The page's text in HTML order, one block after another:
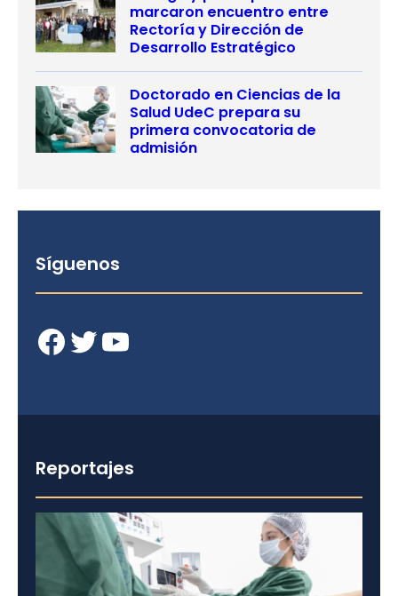
marcaron encuentro entre
Rectoría y Dirección de
Desarrollo Estratégico
Doctorado en Ciencias de la
Salud UdeC prepara su
primera convocatoria de
admisión
Síguenos
Facebook Twitter YouTube
Reportajes